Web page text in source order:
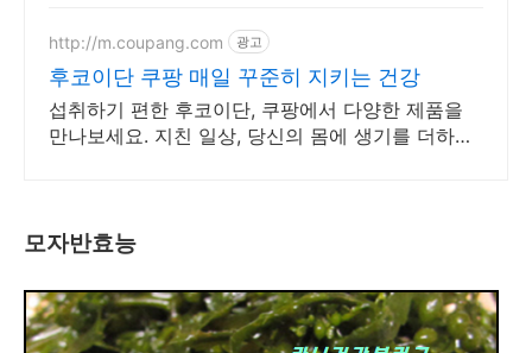
http://m.coupang.com 광고
후코이단 쿠팡 매일 꾸준히 지키는 건강
섭취하기 편한 후코이단, 쿠팡에서 다양한 제품을
만나보세요. 지친 일상, 당신의 몸에 생기를 더하는
모자반효능